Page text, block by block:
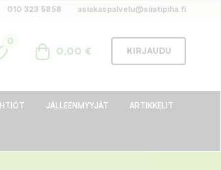
010 323 5858 asiakaspalvelu@siistipiha.fi
0
0,00 € KIRJAUDU
JÄLLEENMYYJÄT ARTIKKELIT